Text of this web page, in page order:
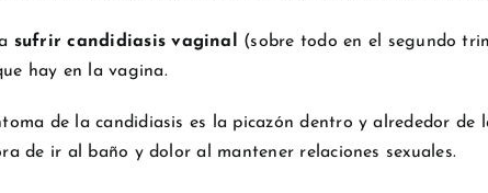
sufrir candidiasis vaginal
(sobre todo en el segundo
hay en la vagina.
de la candidiasis es la picazón dentro y alrededor de
de ir al baño y dolor al mantener relaciones sexuales.